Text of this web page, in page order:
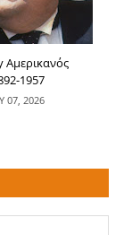
Αμερικανός
1957
07, 2026